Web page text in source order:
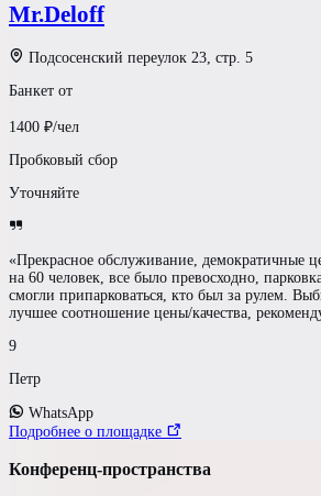
Формат площадки
Светлый Лофт
Шатер у воды
Усадьба
Участников
до 60 чел
Mr.Deloff
Подсосенский переулок 23, стр. 5
Банкет от
1400 ₽/чел
Пробковый сбор
Уточняйте
«Прекрасное обслуживание, демократичные
на 60 человек, все было превосходно,
смогли припарковаться, кто был за рулем.
лучшее соотношение цены/качества,
9
Петр
WhatsApp
Подробнее о площадке
Конференц-пространства